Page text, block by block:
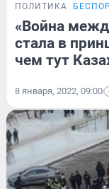
ПОЛИТИКА
«Война
стала в
чем тут
8 января, 2022, 09:00